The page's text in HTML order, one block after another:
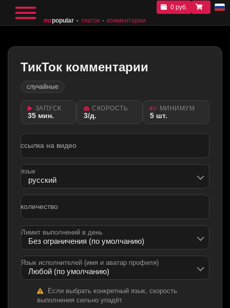
mrpopular тикток комментарии
0 руб.
ТикТок комментарии
случайные
ЗАПУСК
35 мин.
СКОРОСТЬ
3/д.
МИНИМУМ
5 шт.
ссылка на видео
язык
количество
Лимит выполнений в день
Язык исполнителей (имя и аватар профиля)
Если выбрать конкретный язык, скорость
выполнения сильно упадёт